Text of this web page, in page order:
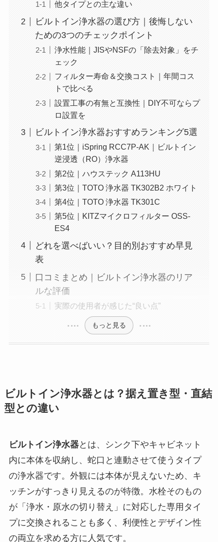
他タイプとの主な違い
ビルトイン浄水器の選び方｜後悔しない
ための3つのチェックポイント
浄水性能｜JISやNSFの「除去対象」をチ
ェック
フィルター寿命＆交換コスト｜年間コス
トで比べる
設置工事の有無と互換性｜DIY不可ならプ
ロ設置を
ビルトイン浄水器おすすめランキング5選
第1位｜iSpring RCC7P-AK｜ビルトイン
逆浸透（RO）浄水器
第2位｜ハウステック A113HU
第3位｜TOTO 浄水器 TK302B2 ホワイト
第4位｜TOTO 浄水器 TK301C
第5位｜KITZマイクロフィルター OSS-
ES4
どれを選べばいい？目的別おすすめ早見
表
口コミまとめ｜ビルトイン浄水器のリア
ルな評価
実際の使用者が感じた“良い点”
もっと見る
ビルトイン浄水器とは？据え置き型・直結
型との違い
ビルトイン浄水器とは、シンク下やキャビネット
内に本体を収納し、蛇口と連動させて使うタイプ
の浄水器です。外観には本体が見えないため、キ
ッチンがすっきり見えるのが特徴。水栓そのもの
が「浄水・原水の切り替え」に対応した専用タイ
プに交換されることも多く、利便性とデザイン性
の両立を求める方に人気です。